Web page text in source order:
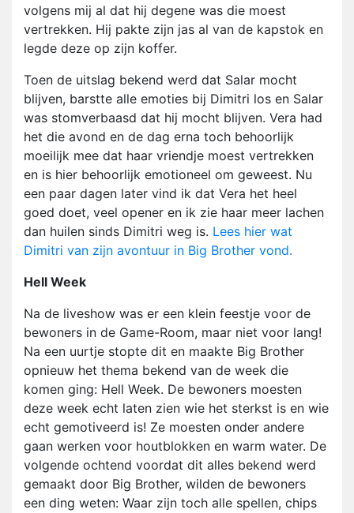
volgens mij al dat hij degene was die moest
vertrekken. Hij pakte zijn jas al van de kapstok en
legde deze op zijn koffer.
Toen de uitslag bekend werd dat Salar mocht
blijven, barstte alle emoties bij Dimitri los en Salar
was stomverbaasd dat hij mocht blijven. Vera had
het die avond en de dag erna toch behoorlijk
moeilijk mee dat haar vriendje moest vertrekken
en is hier behoorlijk emotioneel om geweest. Nu
een paar dagen later vind ik dat Vera het heel
goed doet, veel opener en ik zie haar meer lachen
dan huilen sinds Dimitri weg is. Lees hier wat
Dimitri van zijn avontuur in Big Brother vond.
Hell Week
Na de liveshow was er een klein feestje voor de
bewoners in de Game-Room, maar niet voor lang!
Na een uurtje stopte dit en maakte Big Brother
opnieuw het thema bekend van de week die
komen ging: Hell Week. De bewoners moesten
deze week echt laten zien wie het sterkst is en wie
echt gemotiveerd is! Ze moesten onder andere
gaan werken voor houtblokken en warm water. De
volgende ochtend voordat dit alles bekend werd
gemaakt door Big Brother, wilden de bewoners
een ding weten: Waar zijn toch alle spellen, chips